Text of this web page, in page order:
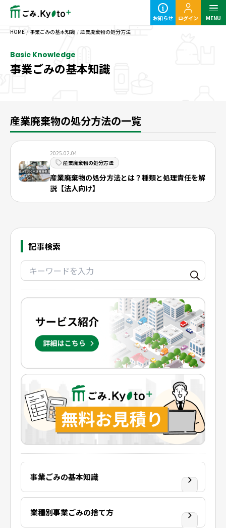
粗大ごみ回収のご利用の流れ
事業ごみの基本知識
地域別事業ごみの捨て方
お知らせ ログイン
MENU
HOME / 事業ごみの基本知識 / 産業廃棄物の処分方法
Basic Knowledge
事業ごみの基本知識
産業廃棄物の処分方法の一覧
2025.02.04
産業廃棄物の処分方法
産業廃棄物の処分方法とは？種類と処理責任を解
説【法人向け】
記事検索
事業ごみの基本知識
業種別事業ごみの捨て方